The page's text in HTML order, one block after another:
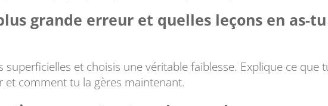
grande erreur et quelles leçons en as-tu
superficielles et choisis une véritable faiblesse. Explique ce que
et comment tu la gères maintenant.